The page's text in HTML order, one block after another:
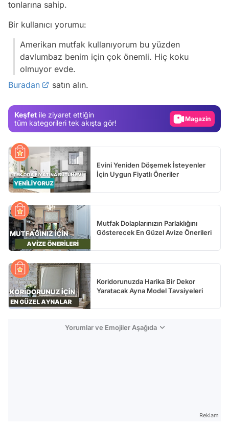
tonlarına sahip.
Bir kullanıcı yorumu:
Amerikan mutfak kullanıyorum bu yüzden
davlumbaz benim için çok önemli. Hiç koku
olmuyor evde.
Buradan
satın alın.
Keşfet ile ziyaret ettiğin
tüm kategorileri tek akışta gör!
Video
Evini Yeniden Döşemek İsteyenler
İçin Uygun Fiyatlı Öneriler
Mutfak Dolaplarınızın Parlaklığını
Gösterecek En Güzel Avize Önerileri
Koridorunuzda Harika Bir Dekor
Yaratacak Ayna Model Tavsiyeleri
Yorumlar ve Emojiler Aşağıda
Reklam